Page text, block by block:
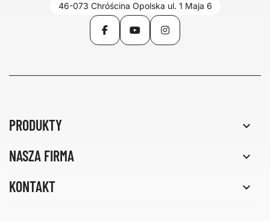
46-073 Chróścina Opolska ul. 1 Maja 6
FacebookYouTubeInstagram
PRODUKTY 
NASZA FIRMA 
KONTAKT 